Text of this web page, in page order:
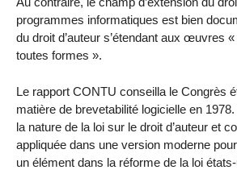
programmes informatiques est bien
du droit d’auteur s’étendant aux œuvres
toutes formes ».
Le rapport CONTU conseilla le Congrès
matière de brevetabilité logicielle en
la nature de la loi sur le droit d’auteur et
appliquée dans une version moderne
un élément dans la réforme de la loi